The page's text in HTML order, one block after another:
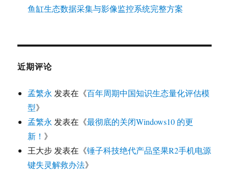
鱼缸生态数据采集与影像监控系统完整方案
近期评论
孟繁永 发表在《百年周期中国知识生态量化评估模
型》
孟繁永 发表在《最彻底的关闭Windows10 的更
新！ 》
王大步 发表在《锤子科技绝代产品坚果R2手机电源
键失灵解救办法》